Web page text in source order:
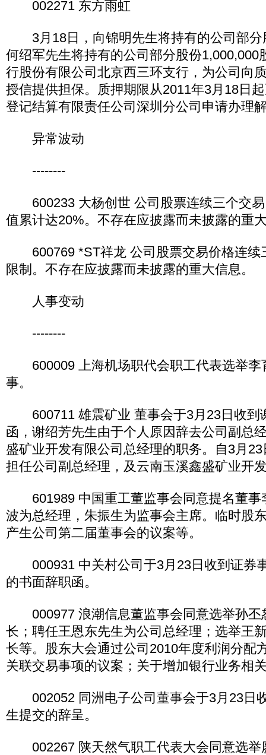
002271 东方雨虹
3月18日，向锦明先生将持有的公司部分
何绍军先生将持有的公司部分股份1,000,000
行股份有限公司北京西三环支行，为公司向
授信提供担保。质押期限从2011年3月18日
登记结算有限责任公司深圳分公司申请办理
异常波动
--------
600233 大杨创世 公司股票连续三个交易
值累计达20%。不存在应披露而未披露的重
600769 *ST祥龙 公司股票交易价格连续
限制。不存在应披露而未披露的重大信息。
人事变动
--------
600009 上海机场职代会职工代表选举李
事。
600711 雄震矿业 董事会于3月23日收到
函，谢绍芳先生由于个人原因辞去公司副总
盛矿业开发有限公司总经理的职务。自3月
担任公司副总经理，及云南玉溪鑫盛矿业开
601989 中国重工董监事会同意提名董事
波为总经理，朱振生为监事会主席。临时股
产生公司第二届董事会的议案等。
000931 中关村公司于3月23日收到证券
的书面辞职函。
000977 浪潮信息董监事会同意选举孙丕
长；聘任王恩东先生为公司总经理；选举王
长等。股东大会通过公司2010年度利润分配
关联交易事项的议案；关于增加银行业务相
002052 同洲电子公司董事会于3月23日
生提交的辞呈。
002267 陕天然气职工代表大会同意选举